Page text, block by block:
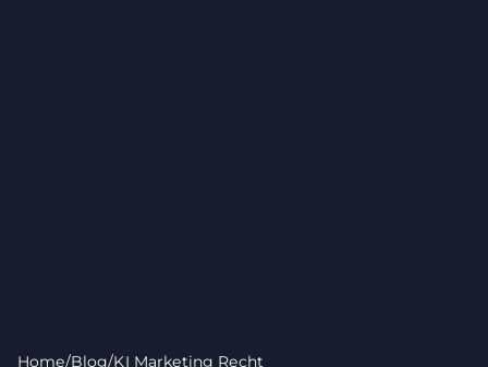
Home/Blog/KI Marketing Recht